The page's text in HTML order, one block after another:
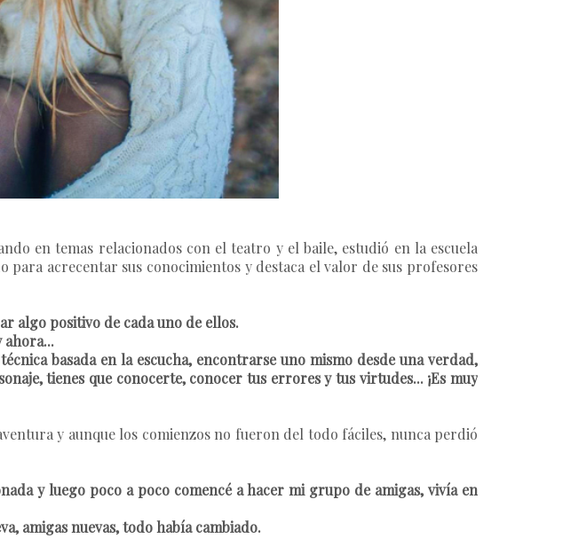
en temas relacionados con el teatro y el baile, estudió en la escuela
para acrecentar sus conocimientos y destaca el valor de sus profesores
algo positivo de cada uno de ellos.
ahora...
basada en la escucha, encontrarse uno mismo desde una verdad,
tienes que conocerte, conocer tus errores y tus virtudes... ¡Es muy
y aunque los comienzos no fueron del todo fáciles, nunca perdió
y luego poco a poco comencé a hacer mi grupo de amigas, vivía en
amigas nuevas, todo había cambiado.